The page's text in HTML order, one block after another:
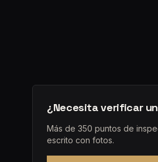
¿Necesita verificar
Más de 350 puntos de
escrito con fotos.